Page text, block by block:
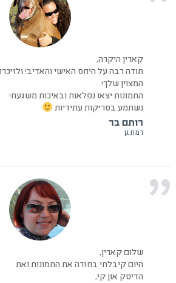
קארין היקרה,
תודה רבה על היחס האישי והאדיב!
המצוין שלך!
התמונות יצאו נפלאות ובאיכות משגעת!
נשתמע בסריקות עתידיות
רותם בר
רמת גן
שלום קארין,
היום קיבלתי בחזרה את התמונות ואת
הדיסק און קי,